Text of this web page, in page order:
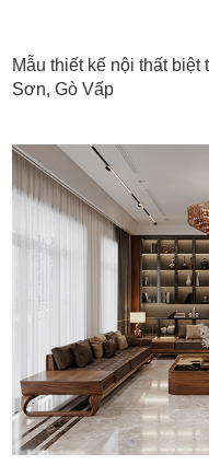
Mẫu thiết kế nội thất
Sơn, Gò Vấp